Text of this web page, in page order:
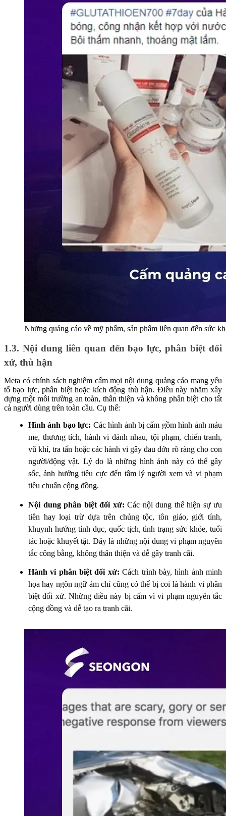
Những quảng cáo về mỹ phẩm, sản phẩm liên quan đến sức
1.3. Nội dung liên quan đến bạo lực, phân biệt đối
xử, thù hận
Meta có chính sách nghiêm cấm mọi nội dung quảng cáo mang yếu
tố bạo lực, phân biệt hoặc kích động thù hận. Điều này nhằm xây
dựng một môi trường an toàn, thân thiện và không phân biệt cho tất
cả người dùng trên toàn cầu. Cụ thể:
Hình ảnh bạo lực: Các hình ảnh bị cấm gồm hình ảnh máu
me, thương tích, hành vi đánh nhau, tội phạm, chiến tranh,
vũ khí, tra tấn hoặc các hành vi gây đau đớn rõ ràng cho con
người/động vật. Lý do là những hình ảnh này có thể gây
sốc, ảnh hưởng tiêu cực đến tâm lý người xem và vi phạm
tiêu chuẩn cộng đồng.
Nội dung phân biệt đối xử: Các nội dung thể hiện sự ưu
tiên hay loại trừ dựa trên chủng tộc, tôn giáo, giới tính,
khuynh hướng tính dục, quốc tịch, tình trạng sức khỏe, tuổi
tác hoặc khuyết tật. Đây là những nội dung vi phạm nguyên
tắc công bằng, không thân thiện và dễ gây tranh cãi.
Hành vi phân biệt đối xử:Cách trình bày, hình ảnh minh
họa hay ngôn ngữ ám chỉ cũng có thể bị coi là hành vi phân
biệt đối xử. Những điều này bị cấm vì vi phạm nguyên tắc
cộng đồng và dễ tạo ra tranh cãi.